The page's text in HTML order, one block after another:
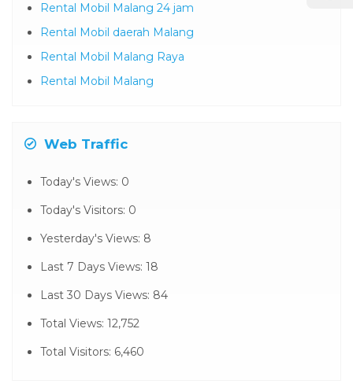
Rental Mobil Malang 24 jam
Rental Mobil daerah Malang
Rental Mobil Malang Raya
Rental Mobil Malang
Web Traffic
Today's Views: 0
Today's Visitors: 0
Yesterday's Views: 8
Last 7 Days Views: 18
Last 30 Days Views: 84
Total Views: 12,752
Total Visitors: 6,460